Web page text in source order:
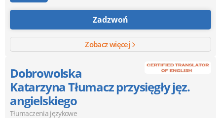
Zadzwoń
Zobacz więcej
Dobrowolska
Katarzyna Tłumacz przysięgły jęz.
angielskiego
Tłumaczenia językowe